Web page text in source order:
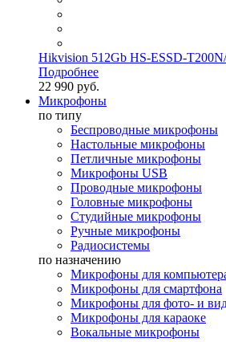
Hikvision 512Gb HS-ESSD-
Подробнее
22 990 руб.
Микрофоны
по типу
Беспроводные микрофоны
Настольные микрофоны
Петличные микрофоны
Микрофоны USB
Проводные микрофоны
Головные микрофоны
Студийные микрофоны
Ручные микрофоны
Радиосистемы
по назначению
Микрофоны для
Микрофоны для смартфона
Микрофоны для фото- и
Микрофоны для караоке
Вокальные микрофоны